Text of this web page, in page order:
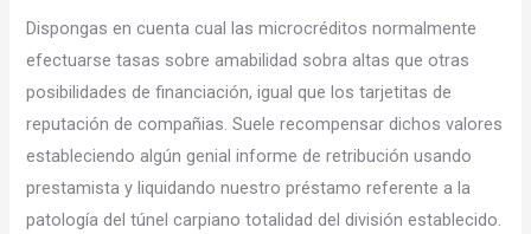
Dispongas en cuenta cual las microcréditos normalmente
efectuarse tasas sobre amabilidad sobra altas que otras
posibilidades de financiación, igual que los tarjetitas de
reputación de compañias. Suele recompensar dichos valores
estableciendo algún genial informe de retribución usando
prestamista y liquidando nuestro préstamo referente a la
patologí­a del túnel carpiano totalidad del división establecido.